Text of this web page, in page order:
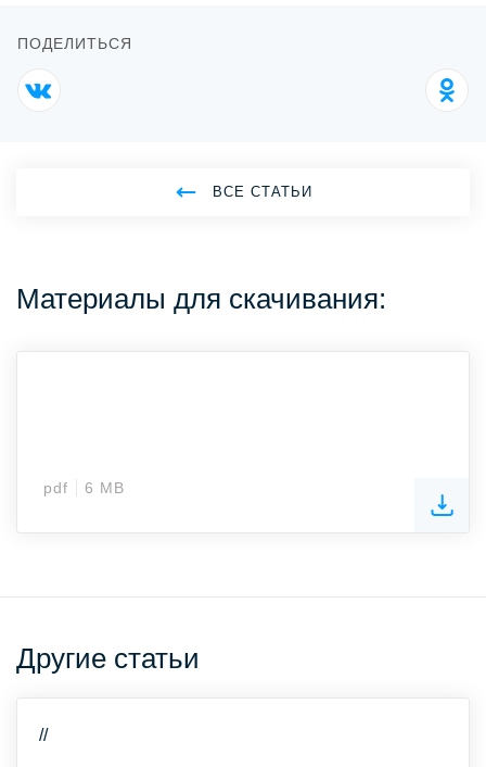
ВСЕ СТАТЬИ
ПОДЕЛИТЬСЯ
Материалы для скачивания:
pdf 6 MB
Другие статьи
//